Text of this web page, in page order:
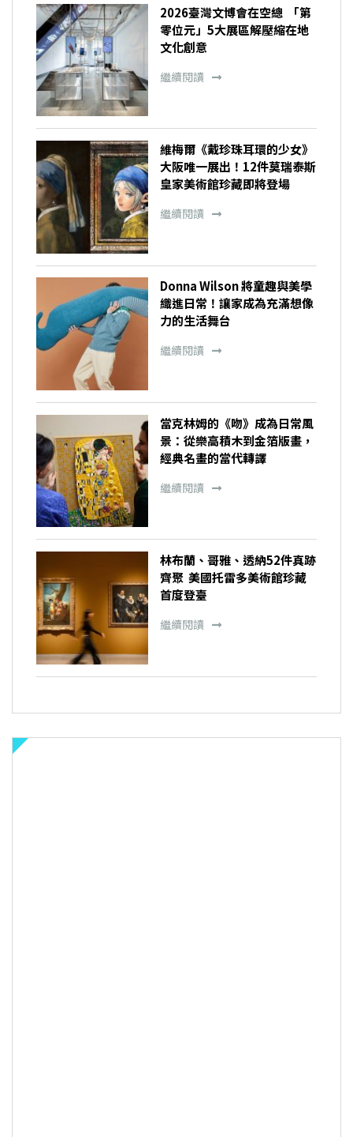
2026臺灣文博會在空總 「第
零位元」5大展區解壓縮在地
文化創意
繼續閱讀
維梅爾《戴珍珠耳環的少女》
大阪唯一展出！12件莫瑞泰斯
皇家美術館珍藏即將登場
繼續閱讀
Donna Wilson 將童趣與美學
織進日常！讓家成為充滿想像
力的生活舞台
繼續閱讀
當克林姆的《吻》成為日常風
景：從樂高積木到金箔版畫，
經典名畫的當代轉譯
繼續閱讀
林布蘭、哥雅、透納52件真跡
齊聚 美國托雷多美術館珍藏
首度登臺
繼續閱讀